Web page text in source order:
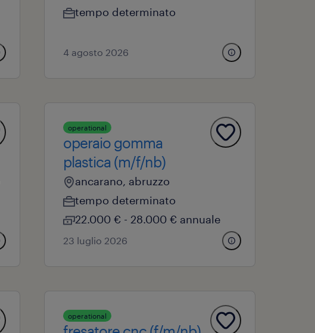
tempo determinato
4 agosto 2026
operational
operaio gomma
plastica (m/f/nb)
ancarano, abruzzo
tempo determinato
22.000 € - 28.000 € annuale
23 luglio 2026
operational